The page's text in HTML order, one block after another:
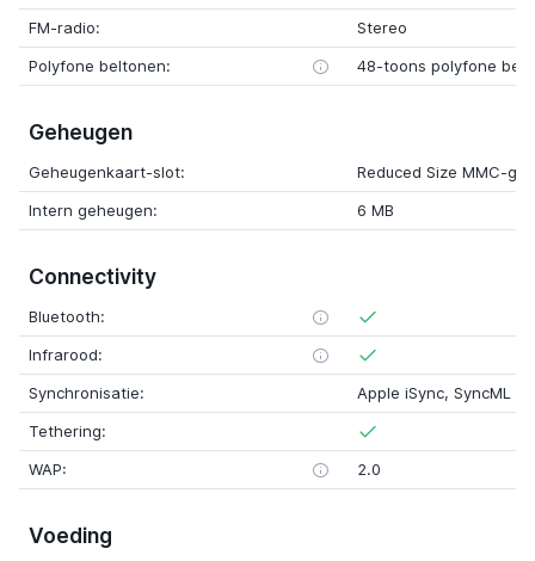
FM-radio:
Stereo
Polyfone beltonen:
48-toons polyfone
Geheugen
Geheugenkaart-slot:
Reduced Size MMC-
Intern geheugen:
6 MB
Connectivity
Bluetooth:
Infrarood:
Synchronisatie:
Apple iSync, SyncML
Tethering:
WAP:
2.0
Voeding